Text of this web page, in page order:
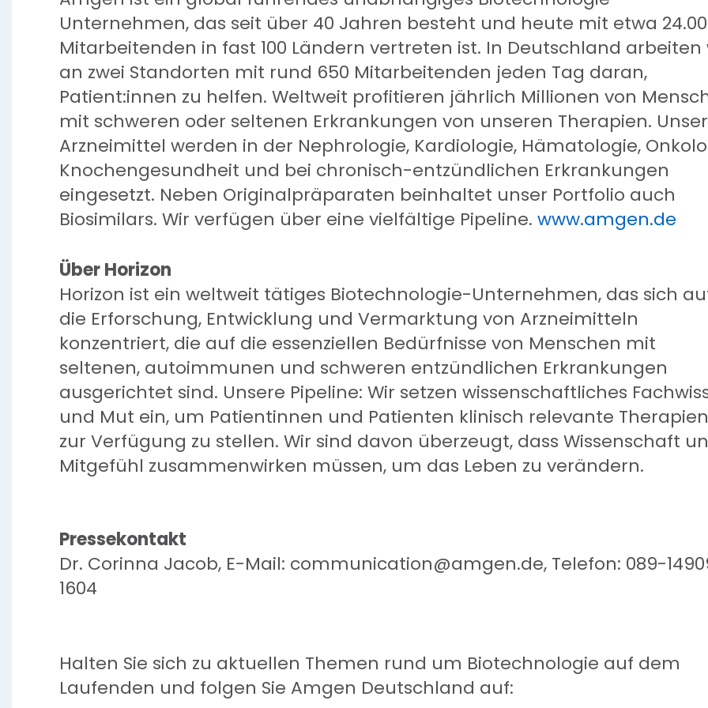
Unternehmen, das seit über 40 Jahren besteht und heute mit etwa
Mitarbeitenden in fast 100 Ländern vertreten ist. In Deutschland arbeiten
an zwei Standorten mit rund 650 Mitarbeitenden jeden Tag daran,
Patient:innen zu helfen. Weltweit profitieren jährlich Millionen von
mit schweren oder seltenen Erkrankungen von unseren Therapien.
Arzneimittel werden in der Nephrologie, Kardiologie, Hämatologie,
Knochengesundheit und bei chronisch-entzündlichen Erkrankungen
eingesetzt. Neben Originalpräparaten beinhaltet unser Portfolio auch
Biosimilars. Wir verfügen über eine vielfältige Pipeline. www.amgen.de
Über Horizon
Horizon ist ein weltweit tätiges Biotechnologie-Unternehmen, das sich
die Erforschung, Entwicklung und Vermarktung von Arzneimitteln
konzentriert, die auf die essenziellen Bedürfnisse von Menschen mit
seltenen, autoimmunen und schweren entzündlichen Erkrankungen
ausgerichtet sind. Unsere Pipeline: Wir setzen wissenschaftliches
und Mut ein, um Patientinnen und Patienten klinisch relevante Therapien
zur Verfügung zu stellen. Wir sind davon überzeugt, dass Wissenschaft
Mitgefühl zusammenwirken müssen, um das Leben zu verändern.
Pressekontakt
Dr. Corinna Jacob, E-Mail: communication@amgen.de, Telefon: 089-
1604
Halten Sie sich zu aktuellen Themen rund um Biotechnologie auf dem
Laufenden und folgen Sie Amgen Deutschland auf: